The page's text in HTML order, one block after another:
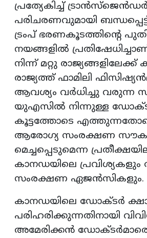
പ്രത്യേകിച്ച്
പരിചരണവുമായി
ട്രംപ് ഭരണകൂടത്തിന്‍റെ
നയങ്ങളിൽ
നിന്ന് മറ്റു
രാജ്യത്ത് ഫാമിലി
ആവശ്യം വർധിച്ചു വരുന്ന
യുഎസിൽ നിന്നുള്ള
കൂട്ടത്തോടെ
ആരോഗ്യ സംരക്ഷണ
മെച്ചപ്പെടുമെന്ന
കാനഡയിലെ
സംരക്ഷണ ഏജൻസികളും.
കാനഡയിലെ ഡോക്ടർ
പരിഹരിക്കുന്നതിനായി
അമേരിക്കൻ ഡോക്ടർമാരെ